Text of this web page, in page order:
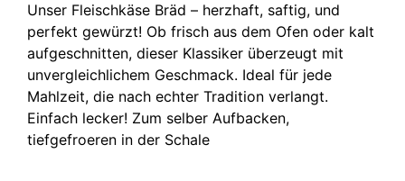
Unser Fleischkäse Bräd – herzhaft, saftig, und
perfekt gewürzt! Ob frisch aus dem Ofen oder kalt
aufgeschnitten, dieser Klassiker überzeugt mit
unvergleichlichem Geschmack. Ideal für jede
Mahlzeit, die nach echter Tradition verlangt.
Einfach lecker! Zum selber Aufbacken,
tiefgefroeren in der Schale